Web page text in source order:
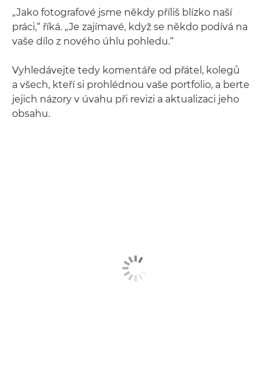
„Jako fotografové jsme někdy příliš blízko naší
práci,“ říká. „Je zajímavé, když se někdo podívá na
vaše dílo z nového úhlu pohledu.“
Vyhledávejte tedy komentáře od přátel, kolegů
a všech, kteří si prohlédnou vaše portfolio, a berte
jejich názory v úvahu při revizi a aktualizaci jeho
obsahu.